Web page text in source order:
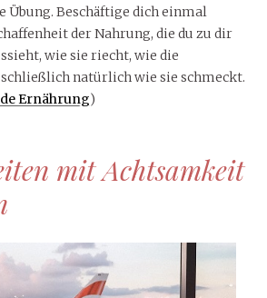
Übung. Beschäftige dich einmal
der Nahrung, die du zu dir
wie sie riecht, wie die
natürlich wie sie schmeckt.
Ernährung)
mit Achtsamkeit